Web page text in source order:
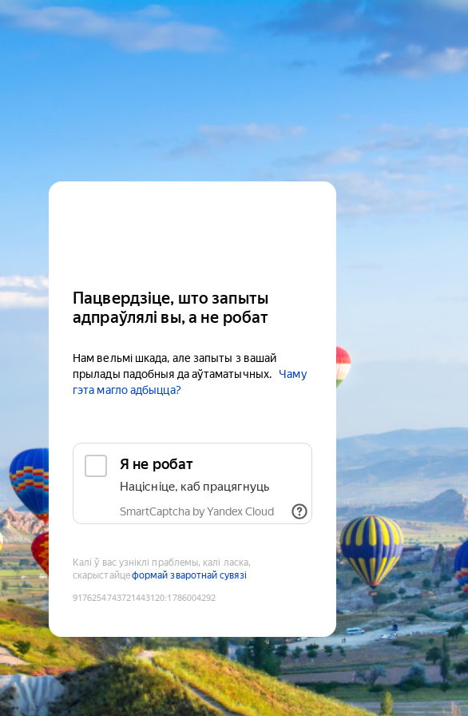
Пацвердзіце, што запыты
адпраўлялі вы, а не робат
Нам вельмі шкада, але запыты з вашай
прылады падобныя да аўтаматычных.
Чаму
гэта магло адбыцца?
Я не робат
Націсніце, каб працягнуць
SmartCaptcha by Yandex Cloud
Калі ў вас узніклі праблемы, калі ласка,
скарыстайцеформай зваротнай сувязі
9176254743721443120:1786004292